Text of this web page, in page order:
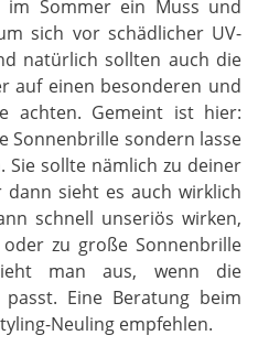
Sommer ein Muss und
sich vor schädlicher UV-
natürlich sollten auch die
auf einen besonderen und
achten. Gemeint ist hier:
Sonnenbrille sondern lasse
Sie sollte nämlich zu deiner
dann sieht es auch wirklich
schnell unseriös wirken,
zu große Sonnenbrille
man aus, wenn die
Eine Beratung beim
Neuling empfehlen.